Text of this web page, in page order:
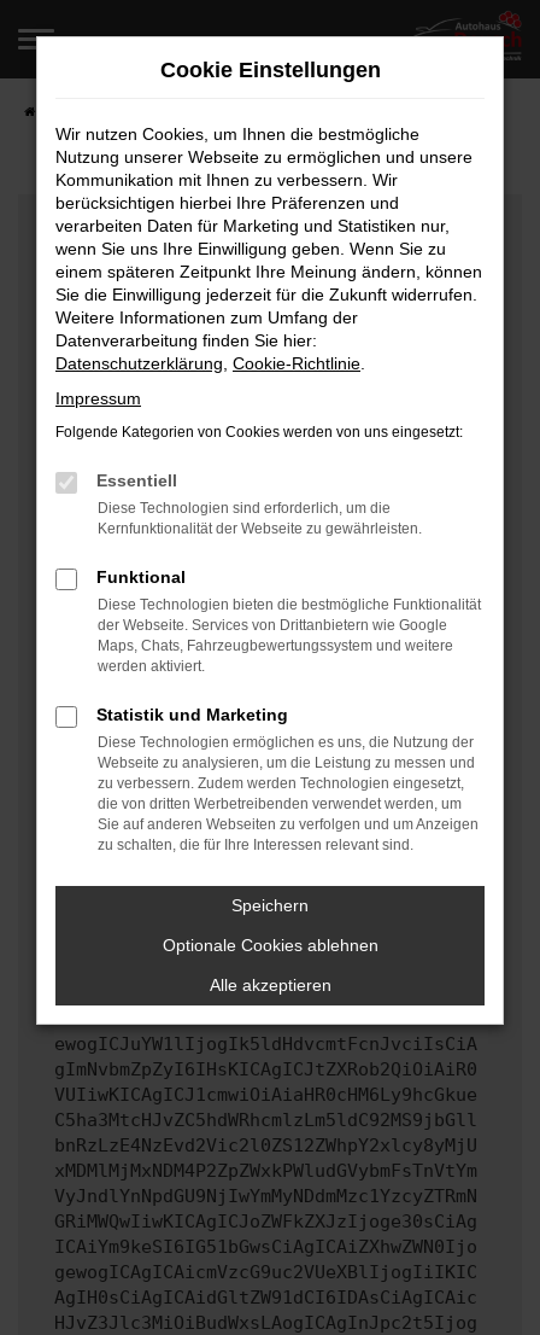
Zum
springen
Fehler: Network Error
Beim Laden ist ein Fehler aufgetreten.
Hier sind ein paar Tipps, die dir helfen können:
Überprüfe deine Firewall und deine
Internetverbindung.
Laden andere Webseiten, zum Beispiel deine
Manche Erweiterungen, wie Werbeblocker, können
das Laden bestimmter Seiten verhindern.
Funktioniert die Seite in einem anderen Browser
Starte dein Gerät neu.
Das kann manchmal helfen, vorübergehende
Probleme zu beheben.
Betriebssystem auf dem neuesten Stand sind.
Veraltete Software birgt nicht nur ein
Sicherheitsrisiko, sondern kann auch dazu führen,
dass bestimmte Funktionen nicht mehr unterstützt
werden.
Wende dich an den Webseitenbetreiber.
Wenn du alle oben genannten Schritte versucht hast,
kontaktiere uns bitte. Wir werden versuchen, das
Problem zu beheben. Du kannst uns diesen Text
schicken, um uns bei der Fehlersuche zu
ewogICJuYW1lIjogIk5ldHdvcmtFcnJvciIsCiA
gImNvbmZpZyI6IHsKICAgICJtZXRob2QiOiAiR0
VUIiwKICAgICJ1cmwiOiAiaHR0cHM6Ly9hcGkue
C5ha3MtcHJvZC5hdWRhcmlzLm5ldC92MS9jbGll
bnRzLzE4NzEvd2Vic2l0ZS12ZWhpY2xlcy8yMjU
xMDMlMjMxNDM4P2ZpZWxkPWludGVybmFsTnVtYm
VyJndlYnNpdGU9NjIwYmMyNDdmMzc1YzcyZTRmN
GRiMWQwIiwKICAgICJoZWFkZXJzIjoge30sCiAg
ICAiYm9keSI6IG51bGwsCiAgICAiZXhwZWN0Ijo
gewogICAgICAicmVzcG9uc2VUeXBlIjogIiIKIC
AgIH0sCiAgICAidGltZW91dCI6IDAsCiAgICAic
HJvZ3Jlc3MiOiBudWxsLAogICAgInJpc2t5Ijog
Cookie Einstellungen
Wir nutzen Cookies, um Ihnen die bestmögliche
Nutzung unserer Webseite zu ermöglichen und unsere
Kommunikation mit Ihnen zu verbessern. Wir
berücksichtigen hierbei Ihre Präferenzen und
verarbeiten Daten für Marketing und Statistiken nur,
wenn Sie uns Ihre Einwilligung geben. Wenn Sie zu
einem späteren Zeitpunkt Ihre Meinung ändern, können
Sie die Einwilligung jederzeit für die Zukunft widerrufen.
Weitere Informationen zum Umfang der
Datenverarbeitung finden Sie hier:
Datenschutzerklärung Cookie-Richtlinie
Impressum
Folgende Kategorien von Cookies werden von uns eingesetzt:
Essentiell
Diese Technologien sind erforderlich, um die
Kernfunktionalität der Webseite zu gewährleisten.
Funktional
Diese Technologien bieten die bestmögliche Funktionalität
der Webseite. Services von Drittanbietern wie Google
Maps, Chats, Fahrzeugbewertungssystem und weitere
werden aktiviert.
Statistik und Marketing
Diese Technologien ermöglichen es uns, die Nutzung der
Webseite zu analysieren, um die Leistung zu messen und
zu verbessern. Zudem werden Technologien eingesetzt,
die von dritten Werbetreibenden verwendet werden, um
Sie auf anderen Webseiten zu verfolgen und um Anzeigen
zu schalten, die für Ihre Interessen relevant sind.
Speichern
Optionale Cookies ablehnen
Alle akzeptieren